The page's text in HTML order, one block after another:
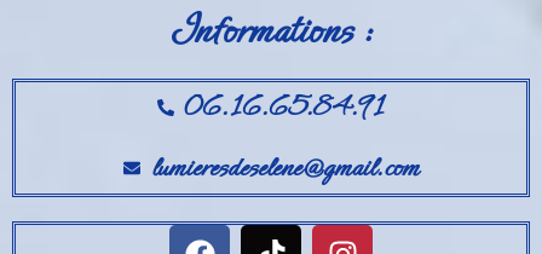
Informations :
06.16.65.84.91
lumieresdeselene@gmail.com